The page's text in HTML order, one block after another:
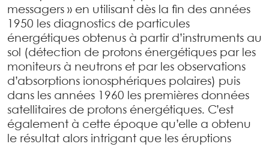
messagers » en utilisant dès la fin des années
1950 les diagnostics de particules
énergétiques obtenus à partir d’instruments au
sol (détection de protons énergétiques par les
moniteurs à neutrons et par les observations
d’absorptions ionosphériques polaires) puis
dans les années 1960 les premières données
satellitaires de protons énergétiques. C’est
également à cette époque qu’elle a obtenu
le résultat alors intrigant que les éruptions